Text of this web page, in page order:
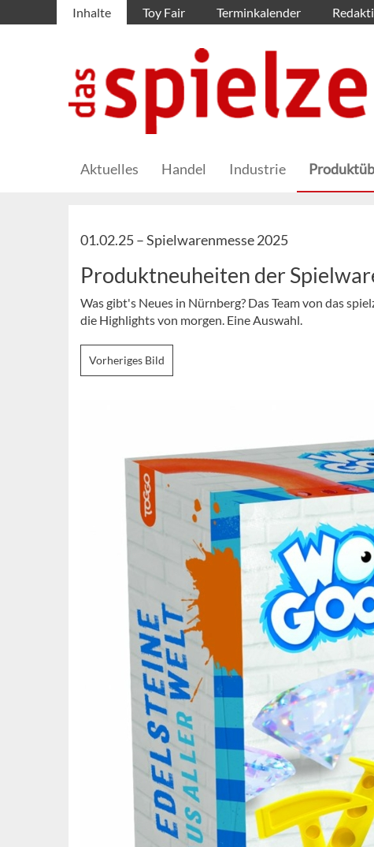
Inhalte Toy Fair Terminkalender
Aktuelles Handel Industrie
01.02.25 –Spielwarenmesse 2025
Produktneuheiten der
Was gibt's Neues in Nürnberg? Das Team von das
die Highlights von morgen. Eine Auswahl.
Vorheriges Bild